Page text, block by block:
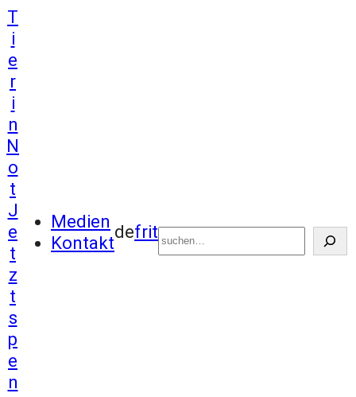
Zum
Inhalt
springen
T
i
e
r
i
n
N
o
t
J
e
t
z
t
s
p
e
n
Medien
Kontakt
defrit